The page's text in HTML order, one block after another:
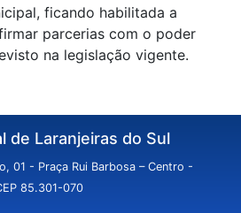
ficando habilitada a
parcerias com o poder
na legislação vigente.
de Laranjeiras do Sul
01 - Praça Rui Barbosa – Centro -
85.301-070